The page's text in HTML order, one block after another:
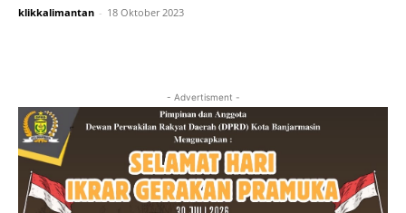
klikkalimantan - 18 Oktober 2023
- Advertisment -